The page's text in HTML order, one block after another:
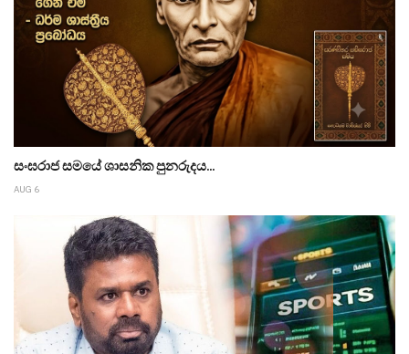
සංඝරාජ සමයේ ශාසනික පුනරුදය...
AUG 6